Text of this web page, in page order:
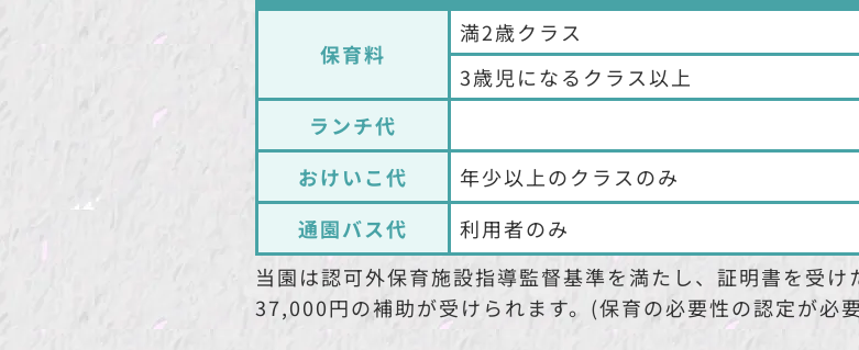
保育料
満2歳クラス
3歳児になるクラス以上
ランチ代
おけいこ代
年少以上のクラスのみ
通園バス代
利用者のみ
当園は認可外保育施設指導監督基準を満たし、証明書を受
37,000円の補助が受けられます。(保育の必要性の認定が必